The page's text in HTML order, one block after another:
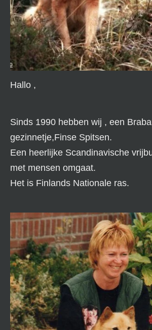
Hallo ,
Sinds 1990 hebben wij , een
gezinnetje,Finse Spitsen.
Een heerlijke Scandinavische
met mensen omgaat.
Het is Finlands Nationale ras.